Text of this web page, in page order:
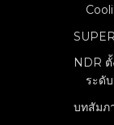
NDR ตั้
ระดับ
บทสัมภ